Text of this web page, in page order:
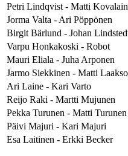
Petri Lindqvist - Matti
Jorma Valta - Ari Pöppönen
Birgit Bärlund - Johan
Varpu Honkakoski - Robot
Mauri Eliala - Juha Arponen
Jarmo Siekkinen - Matti
Ari Laine - Kari Varto
Reijo Raki - Martti Mujunen
Pekka Turunen - Matti
Päivi Majuri - Kari Majuri
Esa Laitinen - Erkki Becker